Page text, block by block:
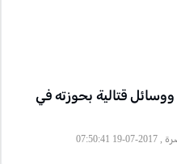
قتالية بحوزته في